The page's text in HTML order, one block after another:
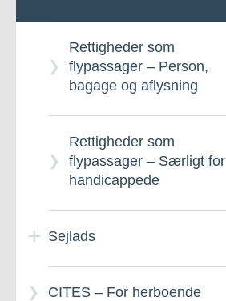
Rettigheder som
flypassager – Person,
bagage og aflysning
Rettigheder som
flypassager – Særligt for
handicappede
Sejlads
Sejlplaner
CITES – For herboende